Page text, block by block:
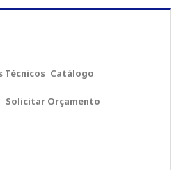
Técnicos Catálogo
Solicitar Orçamento